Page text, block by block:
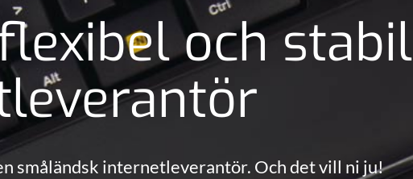
och stabil
småländsk internetleverantör. Och det vill ni ju!